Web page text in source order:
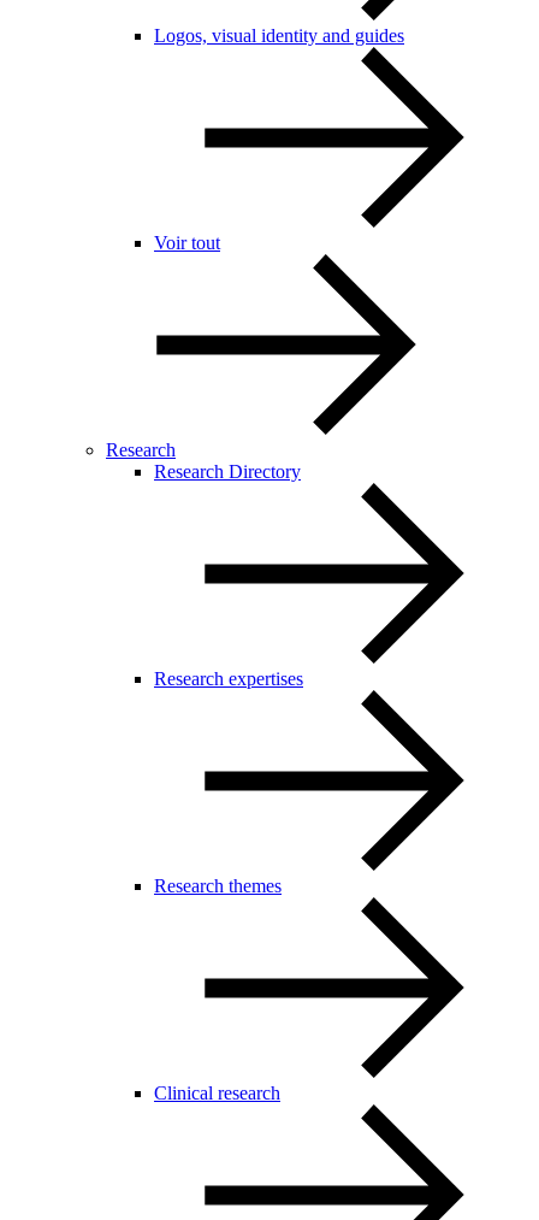
Logos, visual identity and guides
Voir tout
Research
Research Directory
Research expertises
Research themes
Clinical research